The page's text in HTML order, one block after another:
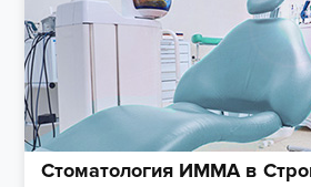
Стоматология ИММА в